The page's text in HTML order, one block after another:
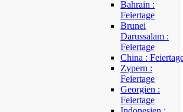
Bahrain :
Feiertage
Brunei
Darussalam :
Feiertage
China :
Zypern :
Feiertage
Georgien :
Feiertage